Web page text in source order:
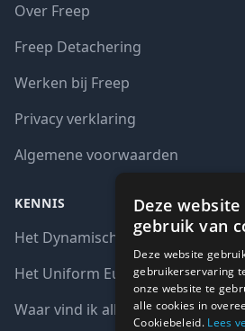
Over Freep
Freep Detachering
Werken bij Freep
Privacy verklaring
Algemene voorwaarden
KENNIS
Het Dynamisch aankoopsysteem
Het Uniform Europees
Waar vind ik alle interim
Deze
gebruik van
Deze website
gebruikerservaring
onze website te
alle cookies in
Cookiebeleid. Lees